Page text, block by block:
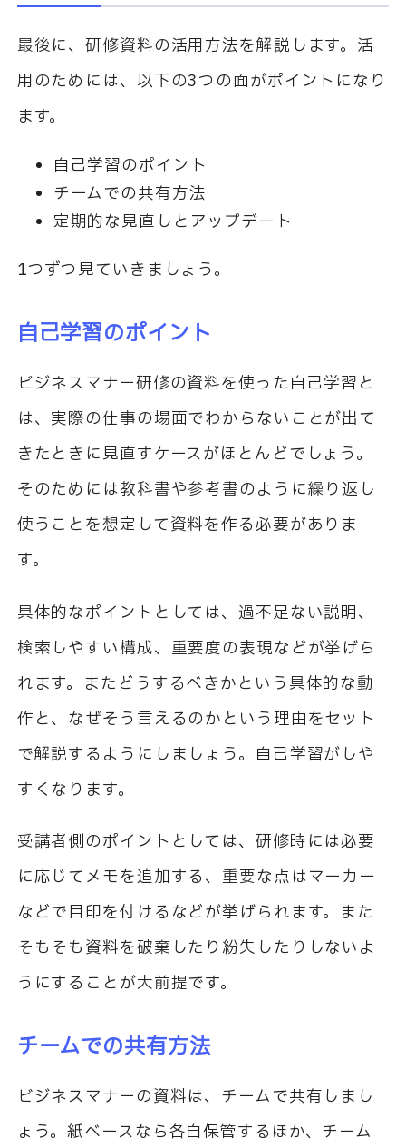
最後に、研修資料の活用方法を解説します。活
用のためには、以下の3つの面がポイントになり
ます。
自己学習のポイント
チームでの共有方法
定期的な見直しとアップデート
1つずつ見ていきましょう。
自己学習のポイント
ビジネスマナー研修の資料を使った自己学習と
は、実際の仕事の場面でわからないことが出て
きたときに見直すケースがほとんどでしょう。
そのためには教科書や参考書のように繰り返し
使うことを想定して資料を作る必要がありま
す。
具体的なポイントとしては、過不足ない説明、
検索しやすい構成、重要度の表現などが挙げら
れます。またどうするべきかという具体的な動
作と、なぜそう言えるのかという理由をセット
で解説するようにしましょう。自己学習がしや
すくなります。
受講者側のポイントとしては、研修時には必要
に応じてメモを追加する、重要な点はマーカー
などで目印を付けるなどが挙げられます。また
そもそも資料を破棄したり紛失したりしないよ
うにすることが大前提です。
チームでの共有方法
ビジネスマナーの資料は、チームで共有しまし
ょう。紙ベースなら各自保管するほか、チーム